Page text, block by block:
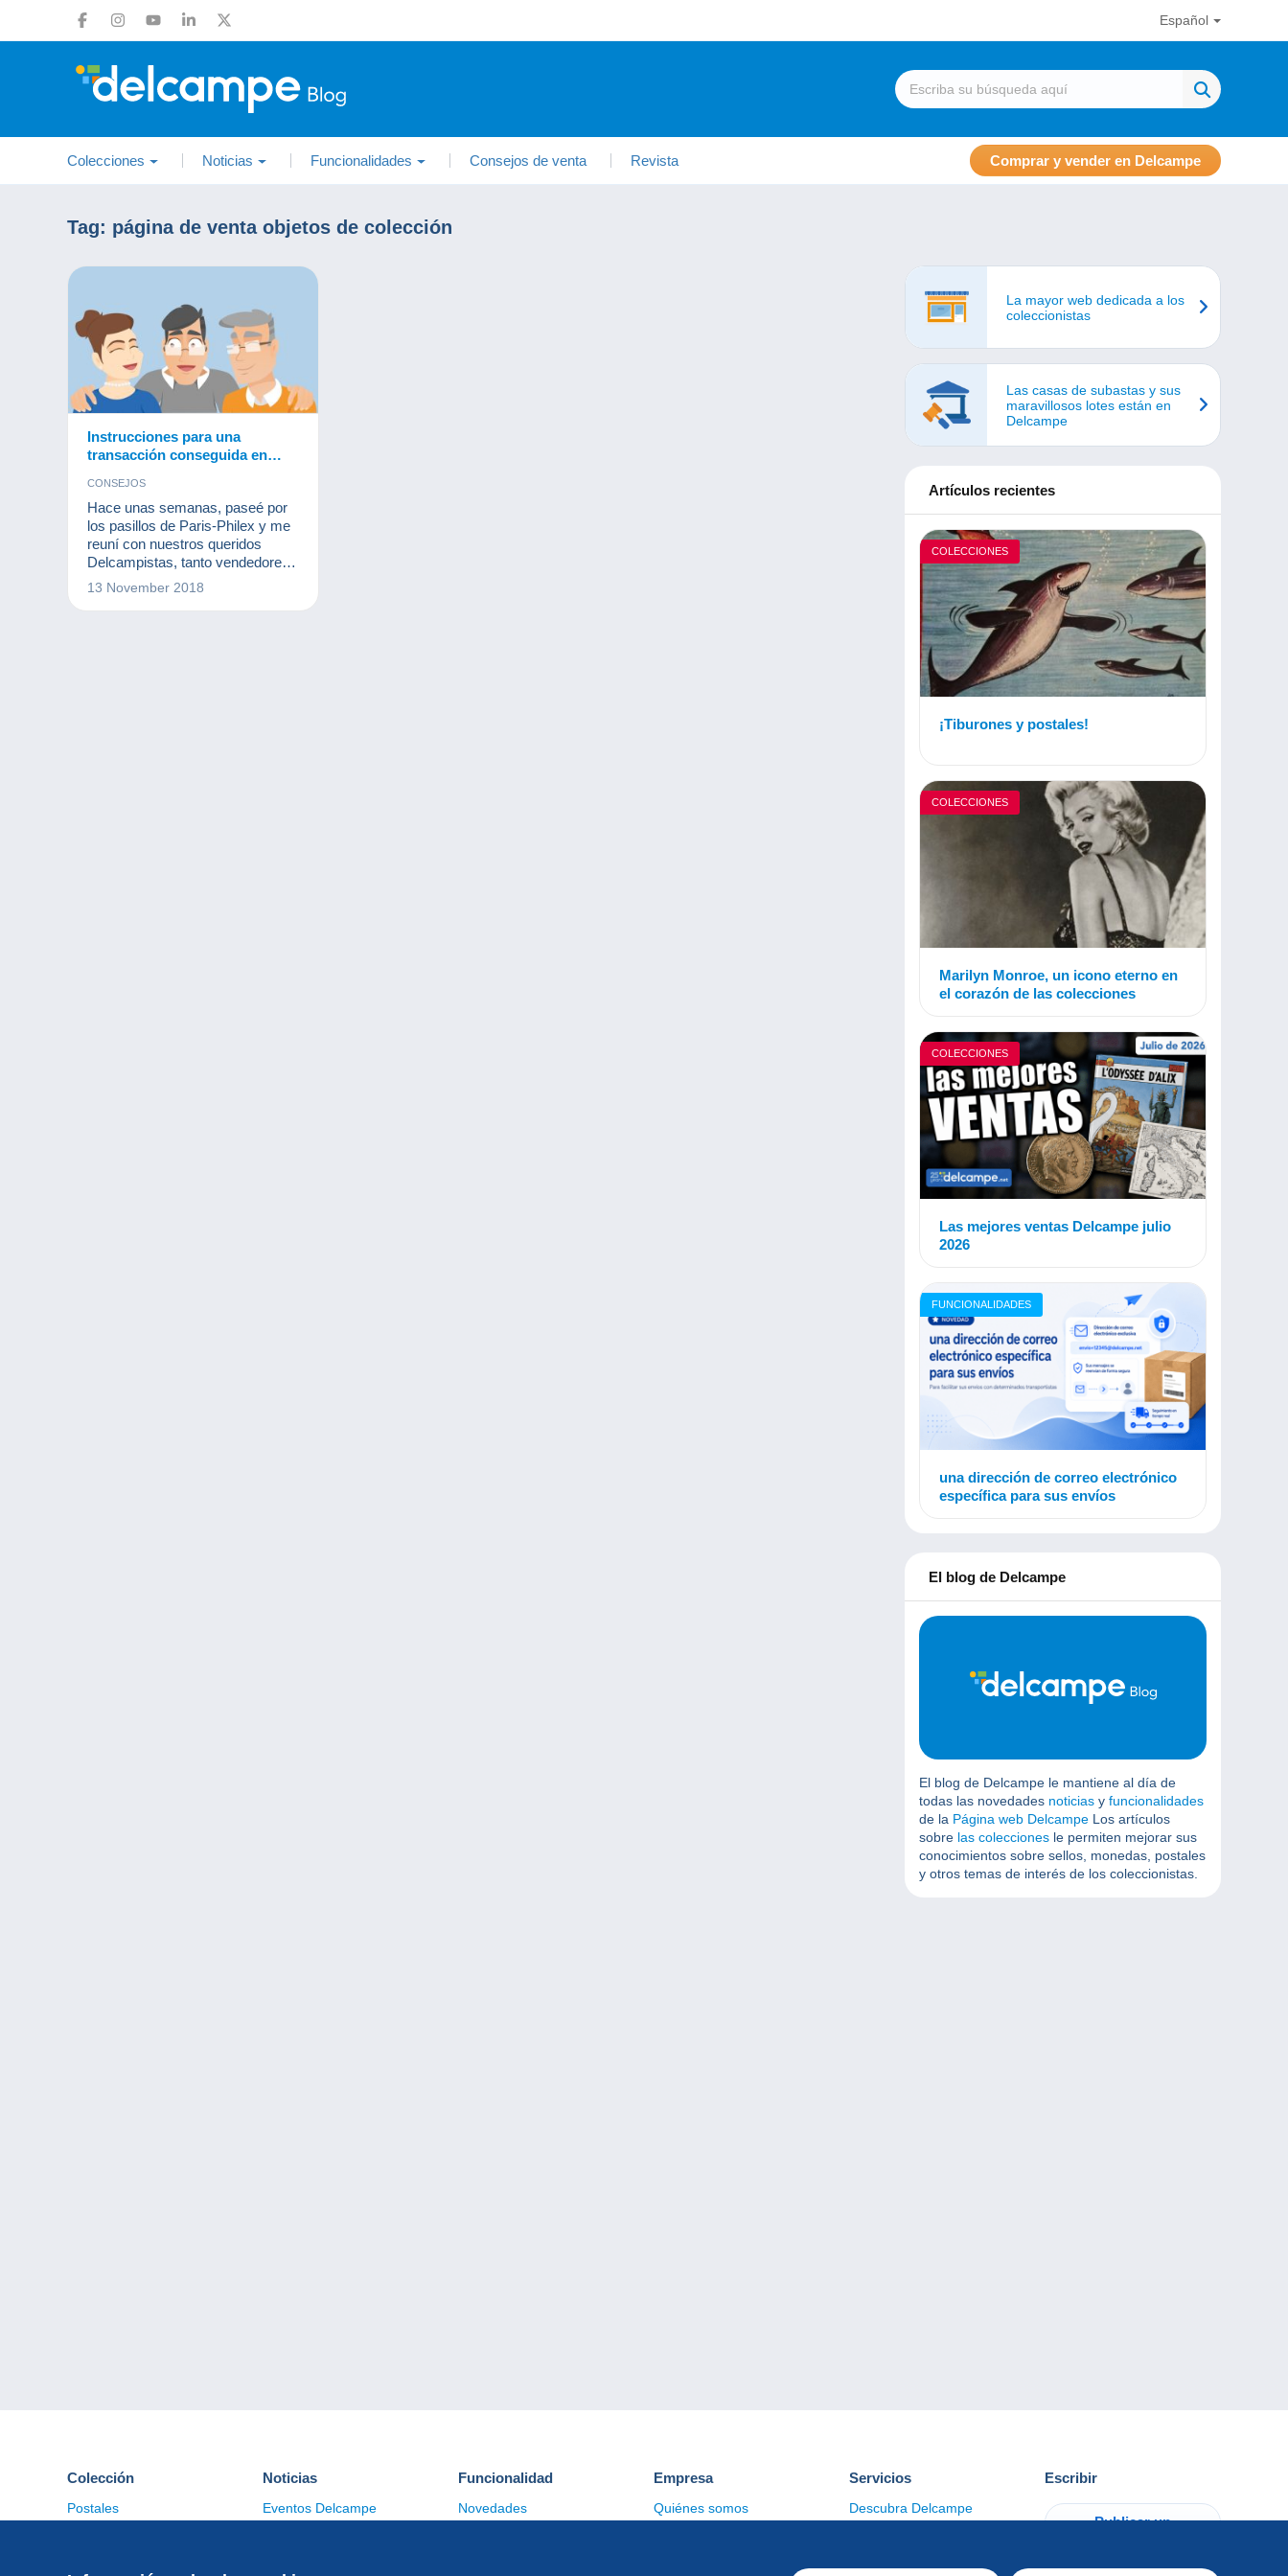
Español
Colecciones Noticias Funcionalidades Consejos de venta Revista Comprar y vender en Delcampe
Tag: página de venta objetos de colección
Instrucciones para una
transacción conseguida en
CONSEJOS
Hace unas semanas, paseé por
los pasillos de Paris-Philex y me
reuní con nuestros queridos
Delcampistas, tanto vendedores
como compradores. Cuando les
13 November 2018
La mayor web dedicada a los
coleccionistas
Las casas de subastas y sus
maravillosos lotes están en
Delcampe
Artículos recientes
COLECCIONES
¡Tiburones y postales!
COLECCIONES
Marilyn Monroe, un icono eterno en
el corazón de las colecciones
COLECCIONES
Las mejores ventas Delcampe julio
2026
FUNCIONALIDADES
una dirección de correo electrónico
específica para sus envíos
El blog de Delcampe
El blog de Delcampe le mantiene al día de
todas las novedades noticias y funcionalidades
de la Página web Delcampe Los artículos
sobre las colecciones le permiten mejorar sus
conocimientos sobre sellos, monedas, postales
y otros temas de interés de los coleccionistas.
Colección
Postales
Noticias
Eventos Delcampe
Funcionalidad
Novedades
Empresa
Quiénes somos
Servicios
Descubra Delcampe
Escribir
Publicar un